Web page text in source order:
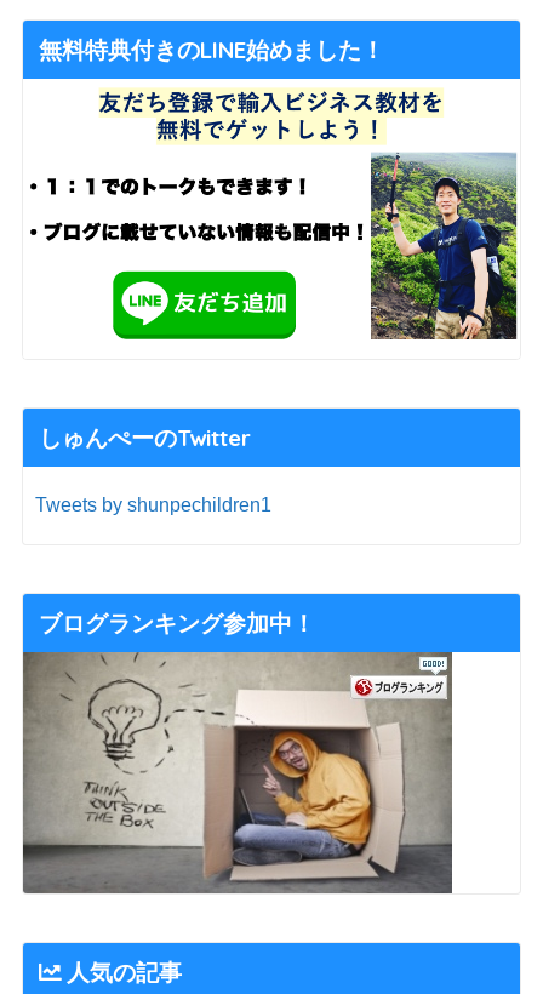
無料特典付きのLINE始めました！
しゅんぺーのTwitter
Tweets by shunpechildren1
ブログランキング参加中！
人気の記事